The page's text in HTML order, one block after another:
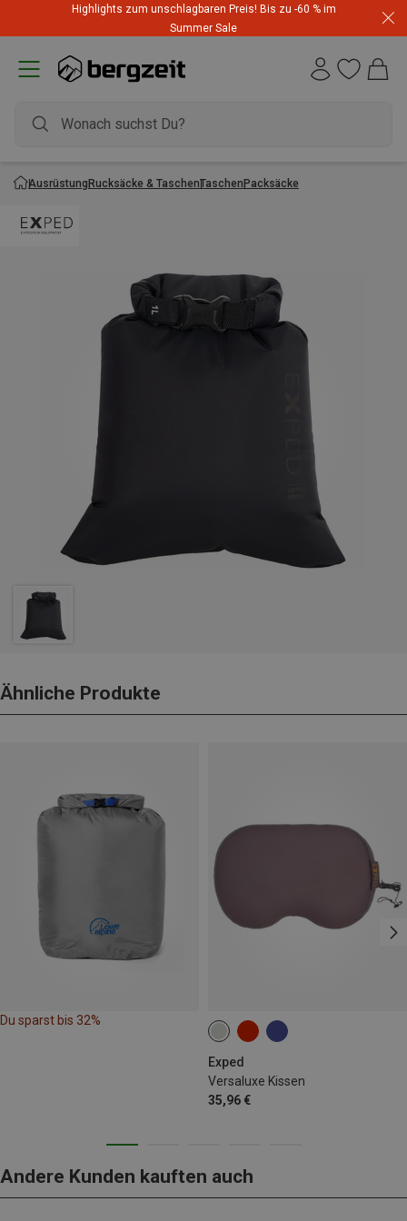
Highlights zum unschlagbaren Preis! Bis zu -60 % im
Summer Sale
AusrüstungRucksäcke & TaschenTaschenPacksäcke
Ähnliche Produkte
Du sparst bis 32%
Exped
Versaluxe Kissen
35,96 €
Andere Kunden kauften auch